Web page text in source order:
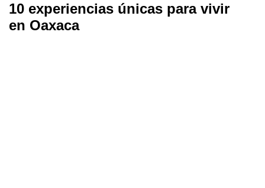
10 experiencias únicas para vivir
en Oaxaca